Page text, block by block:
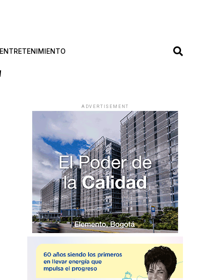
ENTRETENIMIENTO
ADVERTISEMENT